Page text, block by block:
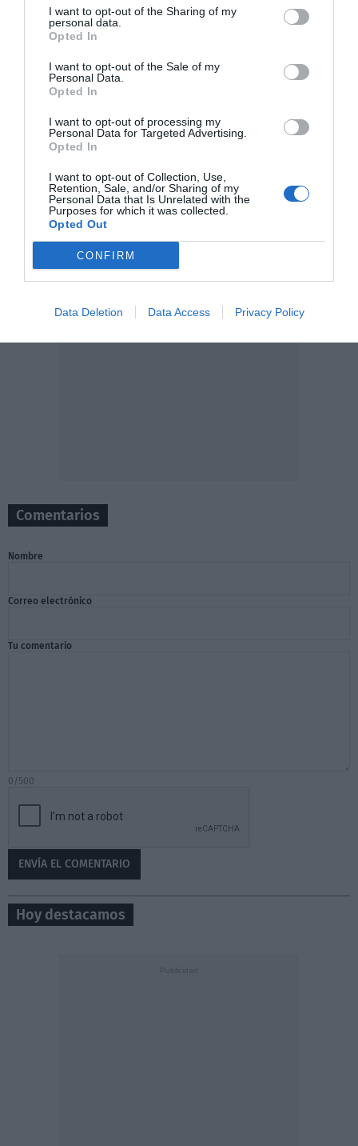
I want to opt-out of the Sharing of my
personal data.
Opted In
I want to opt-out of the Sale of my
Personal Data.
Opted In
I want to opt-out of processing my
Personal Data for Targeted Advertising.
Opted In
I want to opt-out of Collection, Use,
Retention, Sale, and/or Sharing of my
Personal Data that Is Unrelated with the
Purposes for which it was collected.
Opted Out
CONFIRM
Data Deletion Data Access Privacy Policy
Comentarios
Nombre
Correo electrónico
Tu comentario
0/500
Hoy destacamos